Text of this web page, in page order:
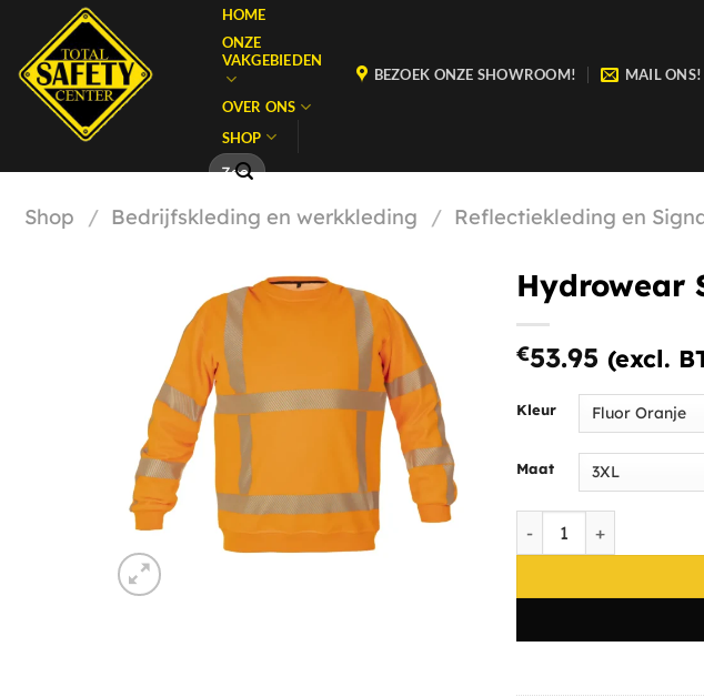
inhoud
HOME
ONZE
VAKGEBIEDEN
OVER ONS
SHOP
Zoeken
BEZOEK ONZE SHOWROOM! MAIL ONS!
Momenteel hebben wij aangepaste openingstijden i.v.m. Bouwvak, wij zijn open van
Shop / Bedrijfskleding en werkkleding / Reflectiekleding en
Hydrowear
€53.95 (excl.
Kleur
Maat
Hydrowear Sweater